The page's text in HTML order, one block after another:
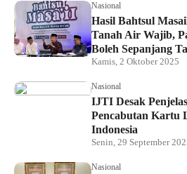
Nasional
Hasil Bahtsul
Tanah Air Wajib,
Boleh Sepanjang
Kamis, 2 Oktober 2025
Nasional
IJTI Desak
Pencabutan Kartu
Indonesia
Senin, 29 September
Nasional